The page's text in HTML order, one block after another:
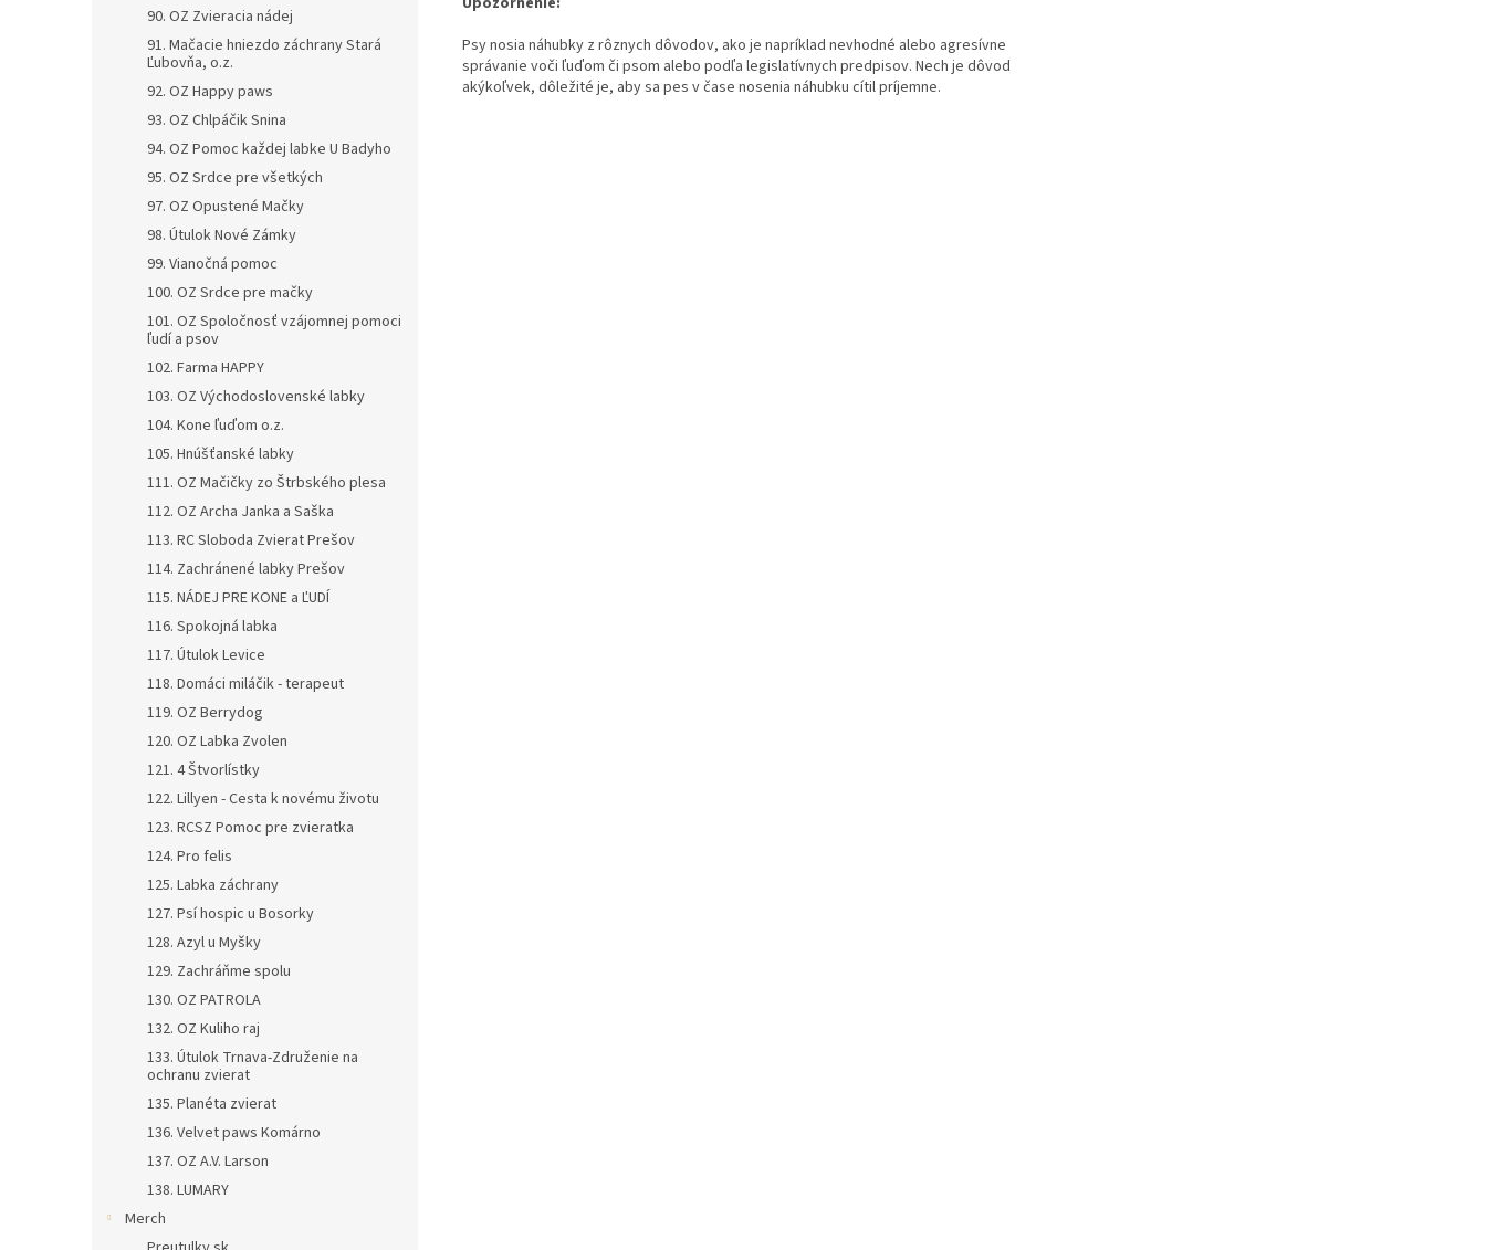
90. OZ Zvieracia nádej
91. Mačacie hniezdo záchrany Stará
Ľubovňa, o.z.
92. OZ Happy paws
93. OZ Chlpáčik Snina
94. OZ Pomoc každej labke U Badyho
95. OZ Srdce pre všetkých
97. OZ Opustené Mačky
98. Útulok Nové Zámky
99. Vianočná pomoc
100. OZ Srdce pre mačky
101. OZ Spoločnosť vzájomnej pomoci
ľudí a psov
102. Farma HAPPY
103. OZ Východoslovenské labky
104. Kone ľuďom o.z.
105. Hnúšťanské labky
111. OZ Mačičky zo Štrbského plesa
112. OZ Archa Janka a Saška
113. RC Sloboda Zvierat Prešov
114. Zachránené labky Prešov
115. NÁDEJ PRE KONE a ĽUDÍ
116. Spokojná labka
117. Útulok Levice
118. Domáci miláčik - terapeut
119. OZ Berrydog
120. OZ Labka Zvolen
121. 4 Štvorlístky
122. Lillyen - Cesta k novému životu
123. RCSZ Pomoc pre zvieratka
124. Pro felis
125. Labka záchrany
127. Psí hospic u Bosorky
128. Azyl u Myšky
129. Zachráňme spolu
130. OZ PATROLA
132. OZ Kuliho raj
133. Útulok Trnava-Združenie na
ochranu zvierat
135. Planéta zvierat
136. Velvet paws Komárno
137. OZ A.V. Larson
138. LUMARY
Merch
Psy nosia náhubky z rôznych dôvodov, ako je napríklad nevhodné alebo agresívne
správanie voči ľuďom či psom alebo podľa legislatívnych predpisov. Nech je dôvod
akýkoľvek, dôležité je, aby sa pes v čase nosenia náhubku cítil príjemne.